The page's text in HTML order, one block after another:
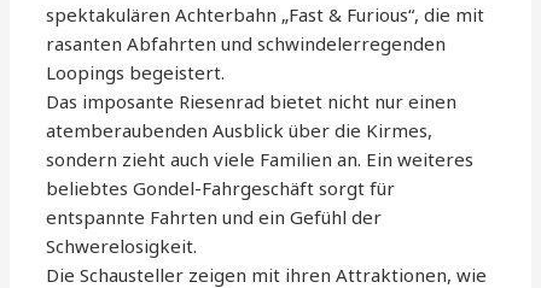
spektakulären Achterbahn „Fast & Furious“, die mit
rasanten Abfahrten und schwindelerregenden
Loopings begeistert.
Das imposante Riesenrad bietet nicht nur einen
atemberaubenden Ausblick über die Kirmes,
sondern zieht auch viele Familien an. Ein weiteres
beliebtes Gondel-Fahrgeschäft sorgt für
entspannte Fahrten und ein Gefühl der
Schwerelosigkeit.
Die Schausteller zeigen mit ihren Attraktionen, wie